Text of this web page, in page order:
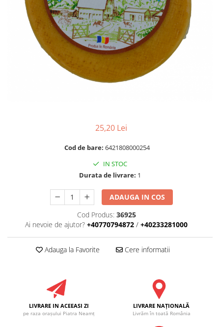
25,20 Lei
Cod de bare: 6421808000254
IN STOC
Durata de livrare: 1
ADAUGA IN COS
Cod Produs: 36925
Ai nevoie de ajutor? +40770794872 / +40233281000
Adauga la Favorite Cere informatii
LIVRARE IN ACEEASI ZI
pe raza oraşului Piatra Neamţ
LIVRARE NAŢIONALĂ
Livrăm în toată România